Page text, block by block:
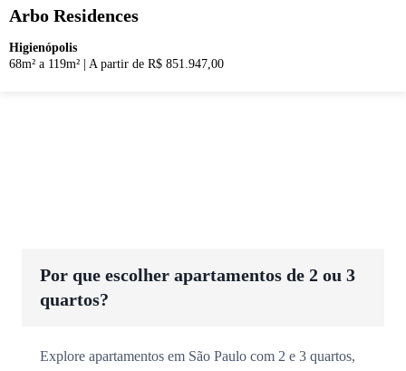
Arbo Residences
Higienópolis
68m² a 119m²
A partir de R$ 851.947,00
Por que escolher apartamentos de 2 ou 3
quartos?
Explore apartamentos em São Paulo com 2 e 3 quartos,